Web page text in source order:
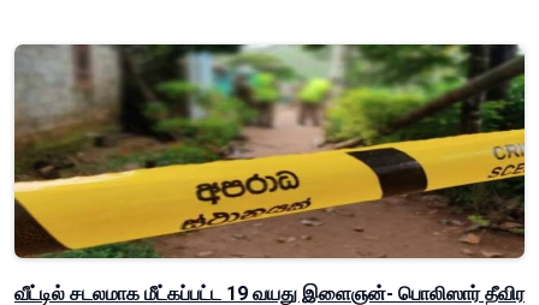
வீட்டில் சடலமாக மீட்கப்பட்ட 19 வயது இளைஞன்- பொலிஸார் தீவிர